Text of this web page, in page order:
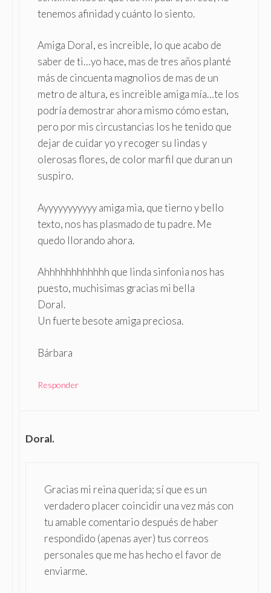
tenemos afinidad y cuánto lo siento.
Amiga Doral, es increible, lo que acabo de
saber de ti…yo hace, mas de tres años planté
más de cincuenta magnolios de mas de un
metro de altura, es increible amiga mía…te los
podría demostrar ahora mismo cómo estan,
pero por mis circustancias los he tenido que
dejar de cuidar yo y recoger su lindas y
olerosas flores, de color marfil que duran un
suspiro.
Ayyyyyyyyyyy amiga mia, que tierno y bello
texto, nos has plasmado de tu padre. Me
quedo llorando ahora.
Ahhhhhhhhhhhh que linda sinfonia nos has
puesto, muchisimas gracias mi bella
Doral.
Un fuerte besote amiga preciosa.
Bárbara
Responder
Doral.
Gracias mi reina querida; sí que es un
verdadero placer coincidir una vez más con
tu amable comentario después de haber
respondido (apenas ayer) tus correos
personales que me has hecho el favor de
enviarme.